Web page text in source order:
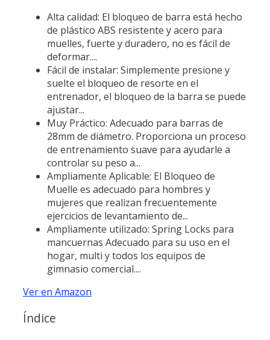
Alta calidad: El bloqueo de barra está hecho
de plástico ABS resistente y acero para
muelles, fuerte y duradero, no es fácil de
deformar....
Fácil de instalar: Simplemente presione y
suelte el bloqueo de resorte en el
entrenador, el bloqueo de la barra se puede
ajustar...
Muy Práctico: Adecuado para barras de
28mm de diámetro. Proporciona un proceso
de entrenamiento suave para ayudarle a
controlar su peso a...
Ampliamente Aplicable: El Bloqueo de
Muelle es adecuado para hombres y
mujeres que realizan frecuentemente
ejercicios de levantamiento de...
Ampliamente utilizado: Spring Locks para
mancuernas Adecuado para su uso en el
hogar, multi y todos los equipos de
gimnasio comercial....
Ver en Amazon
Índice